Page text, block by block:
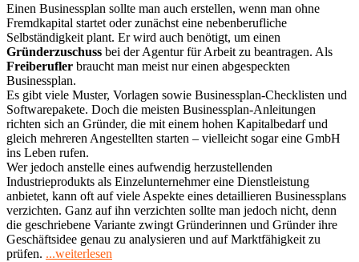
Einen Businessplan sollte man auch erstellen, wenn man ohne
Fremdkapital startet oder zunächst eine nebenberufliche
Selbständigkeit plant. Er wird auch benötigt, um einen
Gründerzuschuss bei der Agentur für Arbeit zu beantragen. Als
Freiberufler braucht man meist nur einen abgespeckten
Businessplan.
Es gibt viele Muster, Vorlagen sowie Businessplan-Checklisten und
Softwarepakete. Doch die meisten Businessplan-Anleitungen
richten sich an Gründer, die mit einem hohen Kapitalbedarf und
gleich mehreren Angestellten starten – vielleicht sogar eine GmbH
ins Leben rufen.
Wer jedoch anstelle eines aufwendig herzustellenden
Industrieprodukts als Einzelunternehmer eine Dienstleistung
anbietet, kann oft auf viele Aspekte eines detaillieren Businessplans
verzichten. Ganz auf ihn verzichten sollte man jedoch nicht, denn
die geschriebene Variante zwingt Gründerinnen und Gründer ihre
Geschäftsidee genau zu analysieren und auf Marktfähigkeit zu
prüfen. ...weiterlesen